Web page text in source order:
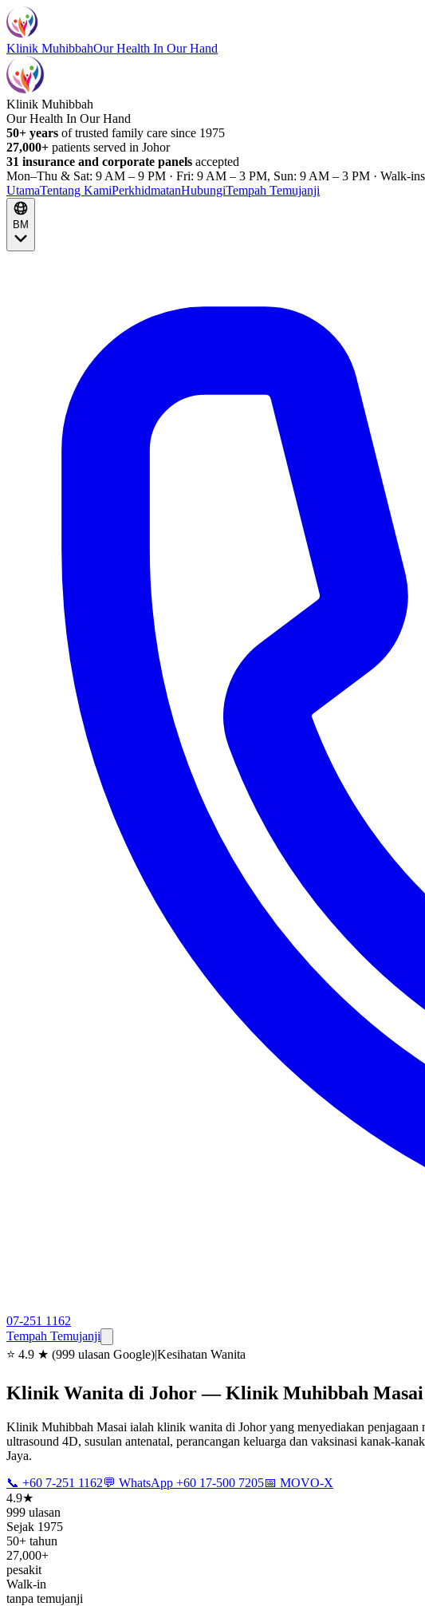
Klinik MuhibbahOur Health In Our Hand
Klinik Muhibbah
Our Health In Our Hand
50+ years of trusted family care since 1975
27,000+ patients served in Johor
31 insurance and corporate panels accepted
Mon–Thu & Sat: 9 AM – 9 PM · Fri: 9 AM – 3 PM, Sun: 9 AM – 3 PM · Walk-
UtamaTentang KamiPerkhidmatanHubungiTempah Temujanji
BM
07-251 1162
Tempah Temujanji
⭐ 4.9 ★ (999 ulasan Google)|Kesihatan Wanita
Klinik Wanita di Johor — Klinik Muhibbah Masai
Klinik Muhibbah Masai ialah klinik wanita di Johor yang menyediakan
ultrasound 4D, susulan antenatal, perancangan keluarga dan vaksinasi kanak-
Jaya.
📞 +60 7-251 1162💬 WhatsApp +60 17-500 7205📅 MOVO-X
4.9★
999 ulasan
Sejak 1975
50+ tahun
27,000+
pesakit
Walk-in
tanpa temujanji